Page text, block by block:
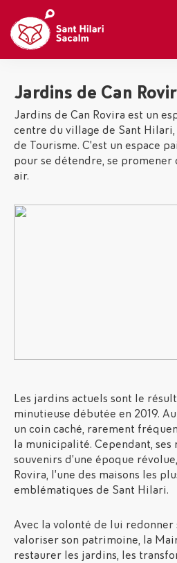
Jardins de Can
Jardins de Can Rovira est un
centre du village de Sant
de Tourisme. C'est un espace
pour se détendre, se
air.
Les jardins actuels sont le
minutieuse débutée en 2019.
un coin caché, rarement
la municipalité. Cependant, ses
souvenirs d’une époque
Rovira, l’une des maisons les
emblématiques de Sant Hilari.
Avec la volonté de lui redonner
valoriser son patrimoine, la
restaurer les jardins, les